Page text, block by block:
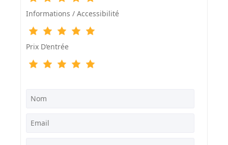
Informations / Accessibilité
Prix D‘entrée